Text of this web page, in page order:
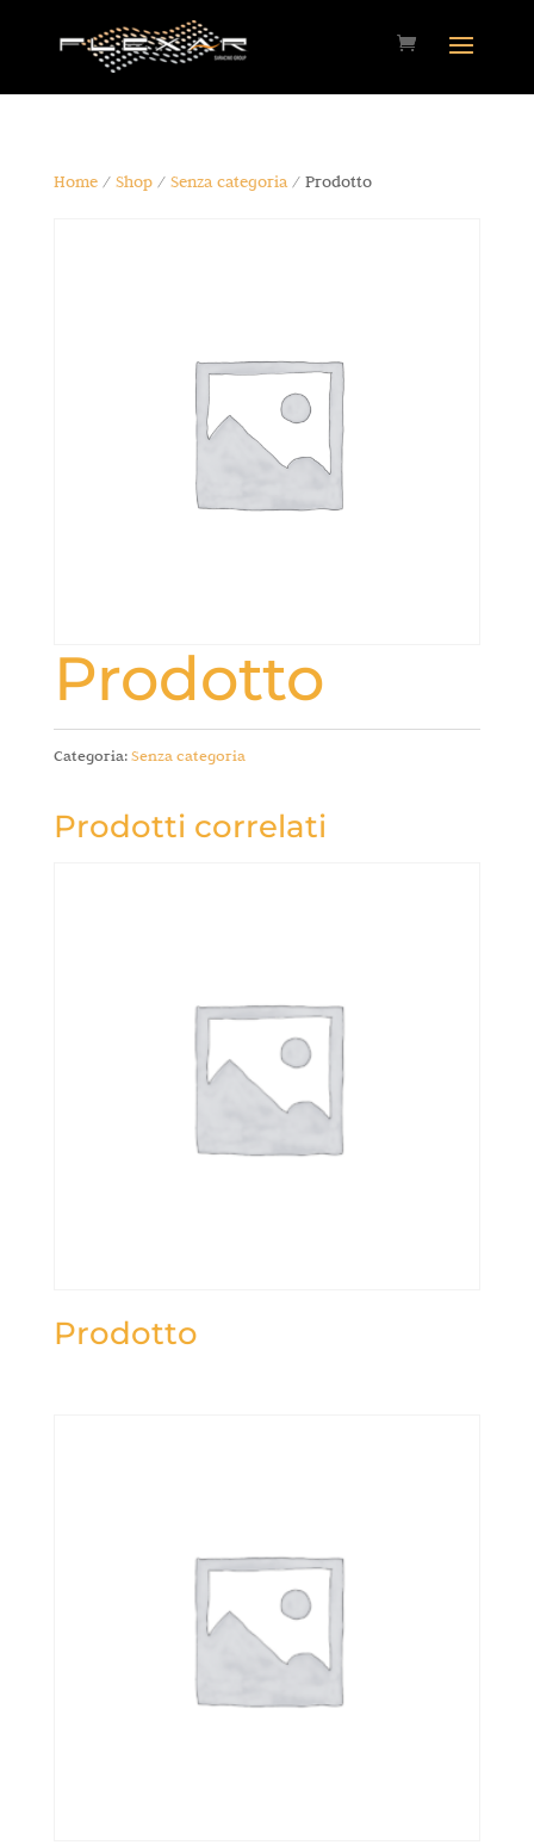
Home/ Shop/ Senza categoria/ Prodotto
Prodotto
Categoria:Senza categoria
Prodotti correlati
Prodotto